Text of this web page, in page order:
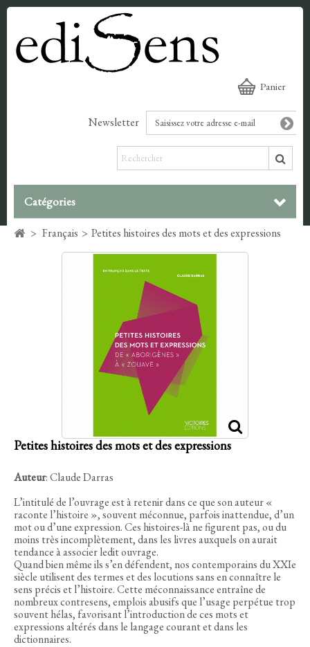
Panier
Newsletter
Catégories
> Français > Petites histoires des mots et des expressions
Petites histoires des mots et des expressions
Auteur: Claude Darras
L’intitulé de l’ouvrage est à retenir dans ce que son auteur «
raconte l’histoire », souvent méconnue, parfois inattendue, d’un
mot ou d’une expression. Ces histoires-là ne figurent pas, ou du
moins très incomplètement, dans les livres auxquels on aurait
tendance à associer ledit ouvrage.
Quand bien même ils s’en défendent, nos contemporains du XXIe
siècle utilisent des termes et des locutions sans en connaître le
sens précis et l’histoire. Cette méconnaissance entraîne de
nombreux contresens, emplois abusifs que l’usage perpétue trop
souvent hélas, favorisant l’introduction de ces mots et
expressions altérés dans le langage courant et dans les
dictionnaires.